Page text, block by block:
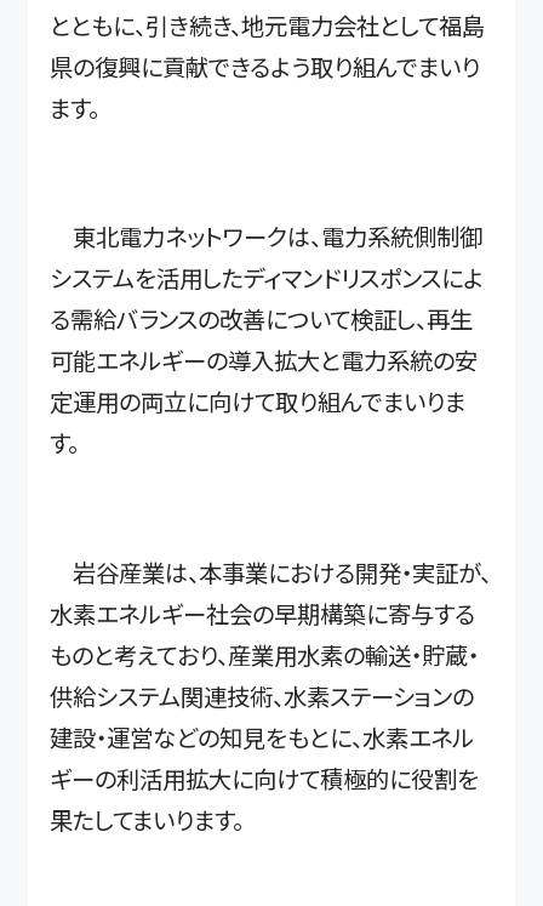
とともに、引き続き、地元電力会社として福島
県の復興に貢献できるよう取り組んでまいり
ます。
東北電力ネットワークは、電力系統側制御
システムを活用したディマンドリスポンスによ
る需給バランスの改善について検証し、再生
可能エネルギーの導入拡大と電力系統の安
定運用の両立に向けて取り組んでまいりま
す。
岩谷産業は、本事業における開発・実証が、
水素エネルギー社会の早期構築に寄与する
ものと考えており、産業用水素の輸送・貯蔵・
供給システム関連技術、水素ステーションの
建設・運営などの知見をもとに、水素エネル
ギーの利活用拡大に向けて積極的に役割を
果たしてまいります。